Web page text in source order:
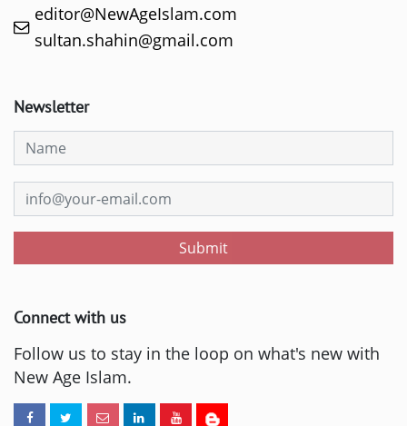
editor@NewAgeIslam.com
sultan.shahin@gmail.com
Newsletter
Submit
Connect with us
Follow us to stay in the loop on what's new with
New Age Islam.